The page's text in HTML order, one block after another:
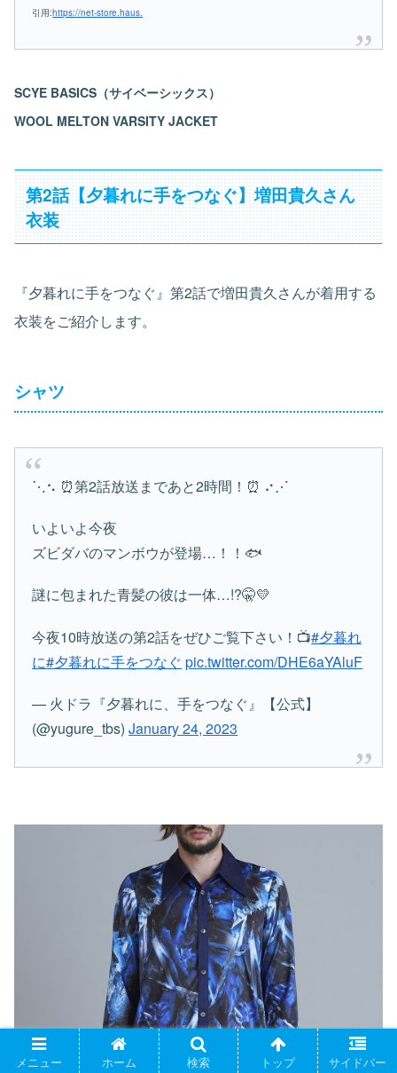
引用:https://net-store.haus.
SCYE BASICS（サイベーシックス）
WOOL MELTON VARSITY JACKET
第2話【夕暮れに手をつなぐ】増田貴久さん
衣装
『夕暮れに手をつなぐ』第2話で増田貴久さんが着用する
衣装をご紹介します。
シャツ
⋱⠢ ⏰第2話放送まであと2時間！⏰ ⠔⋰
いよいよ今夜
ズビダバのマンボウが登場…！！🐟
謎に包まれた青髪の彼は一体…!?🤫💛
今夜10時放送の第2話をぜひご覧下さい！📺#夕暮れ
に#夕暮れに手をつなぐ pic.twitter.com/DHE6aYAluF
— 火ドラ『夕暮れに、手をつなぐ』【公式】
(@yugure_tbs)January 24, 2023
メニュー ホーム 検索 トップ サイドバー